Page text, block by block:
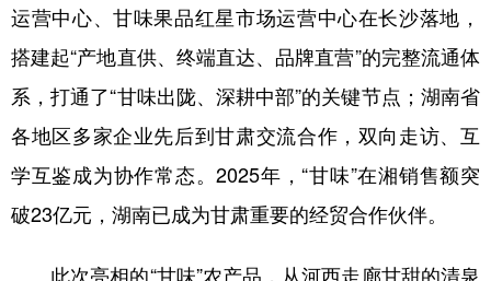
运营中心、甘味果品红星市场运营中心在长沙落地，
搭建起“产地直供、终端直达、品牌直营”的完整流通体
系，打通了“甘味出陇、深耕中部”的关键节点；湖南省
各地区多家企业先后到甘肃交流合作，双向走访、互
学互鉴成为协作常态。2025年，“甘味”在湘销售额突
破23亿元，湖南已成为甘肃重要的经贸合作伙伴。
此次亮相的“甘味”农产品，从河西走廊甘甜的清泉